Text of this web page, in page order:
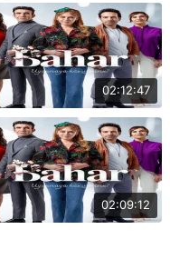
02:12:47
02:09:12